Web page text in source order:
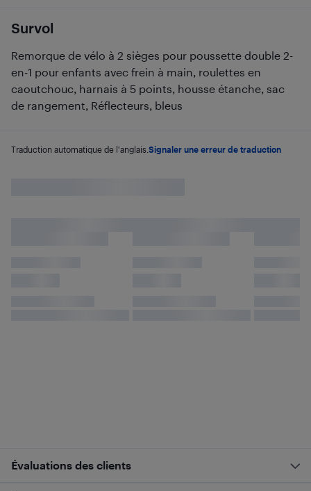
Survol
Remorque de vélo à 2 sièges pour poussette double 2-
en-1 pour enfants avec frein à main, roulettes en
caoutchouc, harnais à 5 points, housse étanche, sac
de rangement, Réflecteurs, bleus
Traduction automatique de l'anglais. Signaler une erreur de traduction
Évaluations des clients